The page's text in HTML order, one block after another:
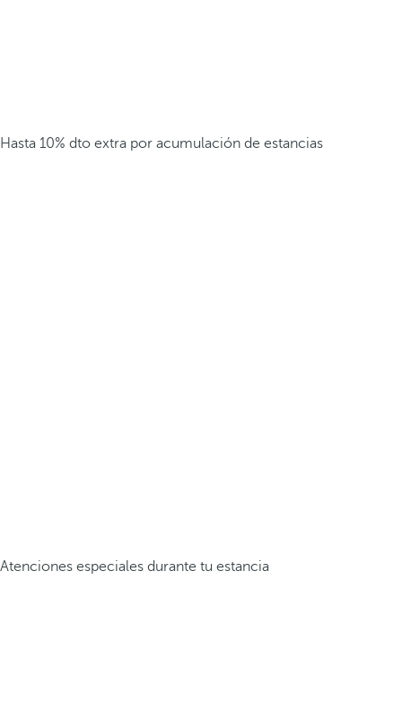
Hasta 10% dto extra por acumulación de estancias
Atenciones especiales durante tu estancia